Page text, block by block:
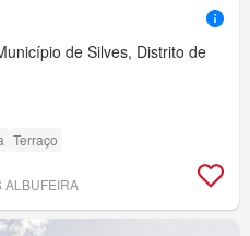
de Silves, Distrito de
Terraço
ALBUFEIRA